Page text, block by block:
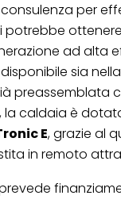
per
potrebbe
ad alta
sia
preassemblata
la caldaia è
E, grazie al
in remoto